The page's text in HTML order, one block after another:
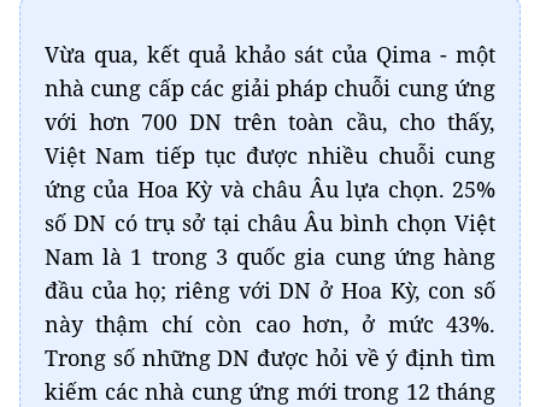
Vừa qua, kết quả khảo sát của Qima - một
nhà cung cấp các giải pháp chuỗi cung ứng
với hơn 700 DN trên toàn cầu, cho thấy,
Việt Nam tiếp tục được nhiều chuỗi cung
ứng của Hoa Kỳ và châu Âu lựa chọn. 25%
số DN có trụ sở tại châu Âu bình chọn Việt
Nam là 1 trong 3 quốc gia cung ứng hàng
đầu của họ; riêng với DN ở Hoa Kỳ, con số
này thậm chí còn cao hơn, ở mức 43%.
Trong số những DN được hỏi về ý định tìm
kiếm các nhà cung ứng mới trong 12 tháng